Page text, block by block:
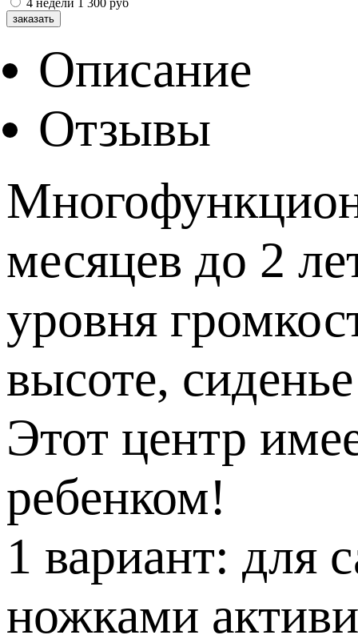
Описание
Отзывы
месяцев до 2
уровня
высоте,
Этот центр
ребенком!
1 вариант: для
ножками